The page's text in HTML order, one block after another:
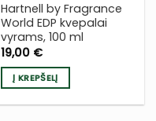
Hartnell by Fragrance
World EDP kvepalai
vyrams, 100 ml
19,00 €
Į KREPŠELĮ